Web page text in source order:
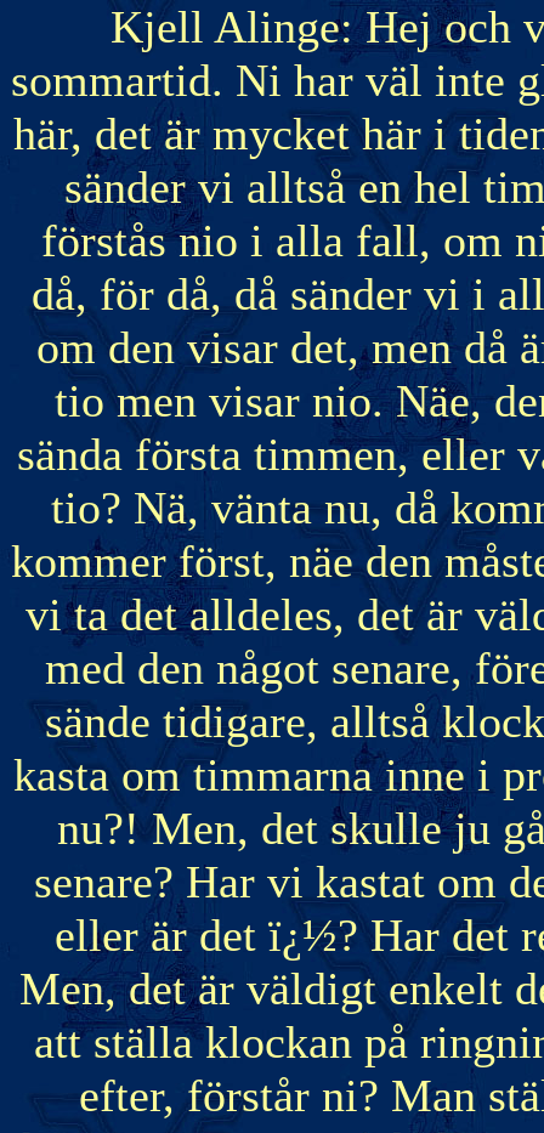
Kjell Alinge: Hej och
sommartid. Ni har väl inte
här, det är mycket här i
sänder vi alltså en hel
förstås nio i alla fall, om
då, för då, då sänder vi i
om den visar det, men då
tio men visar nio. Näe,
sända första timmen, eller
tio? Nä, vänta nu, då
kommer först, näe den
vi ta det alldeles, det är
med den något senare,
sände tidigare, alltså
kasta om timmarna inne i
nu?! Men, det skulle ju
senare? Har vi kastat om
eller är det ï¿½? Har det
Men, det är väldigt enkelt
att ställa klockan på
efter, förstår ni? Man